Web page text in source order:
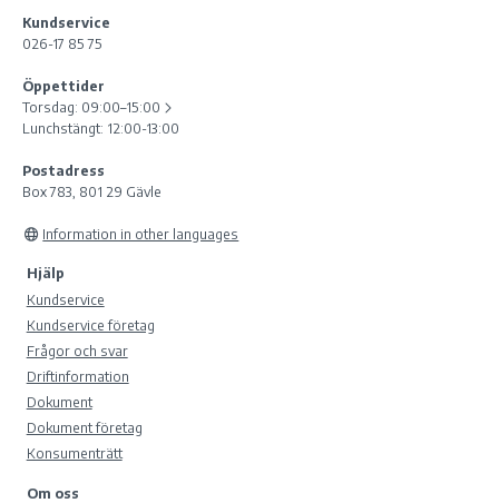
Kundservice
026-17 85 75
Öppettider
Torsdag: 09:00–15:00
Lunchstängt: 12:00-13:00
Postadress
Box 783, 801 29 Gävle
Information in other languages
Hjälp
Kundservice
Kundservice företag
Frågor och svar
Driftinformation
Dokument
Dokument företag
Konsumenträtt
Om oss